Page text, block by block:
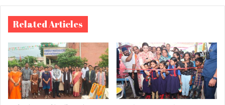
te
Related Articles